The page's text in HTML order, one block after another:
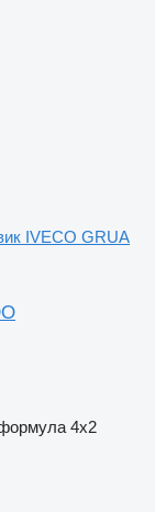
IVECO GRUA
4x2